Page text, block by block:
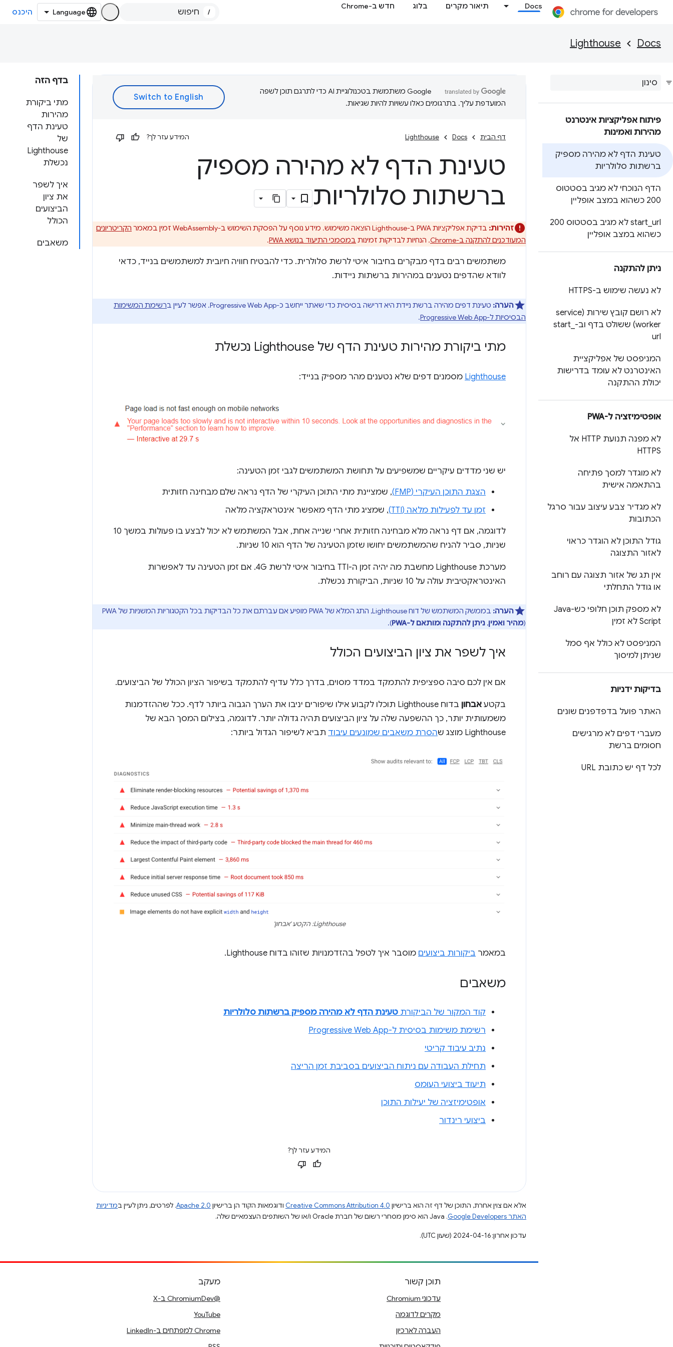
Docs תיאור מקרים בלוג חדש ב-Chrome
/ היכנס
Docs
Lighthouse
פיתוח אפליקציות אינטרנט
מהירות ואמינות
טעינת הדף לא מהירה מספיק
ברשתות סלולריות
הדף הנוכחי לא מגיב בסטטוס
200 כשהוא במצב אופליין
start
url לא מגיב בסטטוס 200
כשהוא במצב אופליין
ניתן להתקנה
לא נעשה שימוש ב-HTTPS
לא רושם קובץ שירות (service
worker) ששולט בדף וב-start
url
המניפסט של אפליקציית
האינטרנט לא עומד בדרישות
יכולת ההתקנה
אופטימיזציה ל-PWA
לא מפנה תנועת HTTP אל
HTTPS
לא מוגדר למסך פתיחה
בהתאמה אישית
לא מגדיר צבע עיצוב עבור סרגל
הכתובות
גודל התוכן לא הוגדר כראוי
לאזור התצוגה
אין תג של אזור תצוגה עם רוחב
או גודל התחלתי
לא מספק תוכן חלופי כש-Java
Script לא זמין
המניפסט לא כולל אף סמל
שניתן למיסוך
בדיקות ידניות
האתר פועל בדפדפנים שונים
מעברי דפים לא מרגישים
חסומים ברשת
לכל דף יש כתובת URL
בדף הזה
מתי ביקורת
מהירות
טעינת הדף
של
Lighthouse
נכשלת
איך לשפר
את ציון
הביצועים
הכולל
משאבים
‫Google משתמשת בטכנולוגיית AI כדי לתרגם תוכן לשפה
המועדפת עליך. בתרגומים כאלו עשויות להיות שגיאות.
דף הבית Docs
Lighthouse המידע עזר לך?
טעינת הדף לא מהירה מספיק
ברשתות סלולריות
זהירות: בדיקת אפליקציות PWA ב-Lighthouse הוצאה משימוש. מידע נוסף על הפסקת השימוש ב-WebAssembly זמין במאמר
הקריטריונים
המעודכנים להתקנה ב-Chrome
. הנחיות לבדיקות זמינות במסמכי התיעוד בנושא PWA .
משתמשים רבים בדף מבקרים בחיבור איטי לרשת סלולרית. כדי להבטיח חוויה חיובית למשתמשים בנייד, כדאי
לוודא שהדפים נטענים במהירות ברשתות ניידות.
הערה: טעינת דפים מהירה ברשת ניידת היא דרישה בסיסית כדי שאתר ייחשב כ-Progressive Web App. אפשר לעיין ב
רשימת המשימות
הבסיסיות ל-Progressive Web App
.
מתי ביקורת מהירות טעינת הדף של Lighthouse נכשלת
Lighthouse מסמנים דפים שלא נטענים מהר מספיק בנייד:
יש שני מדדים עיקריים שמשפיעים על תחושת המשתמשים לגבי זמן הטעינה:
הצגת התוכן העיקרי (FMP)
, שמציינת מתי התוכן העיקרי של הדף נראה שלם מבחינה חזותית
זמן עד לפעילות מלאה (TTI)
, שמציג מתי הדף מאפשר אינטראקציה מלאה
לדוגמה, אם דף נראה מלא מבחינה חזותית אחרי שנייה אחת, אבל המשתמש לא יכול לבצע בו פעולות במשך 10
שניות, סביר להניח שהמשתמשים יחושו שזמן הטעינה של הדף הוא 10 שניות.
מערכת Lighthouse מחשבת מה יהיה זמן ה-TTI בחיבור איטי לרשת 4G. אם זמן הטעינה עד לאפשרות
האינטראקטיבית עולה על 10 שניות, הביקורת נכשלת.
הערה:
בממשק המשתמש של דוח Lighthouse, התג המלא של PWA מופיע אם עברתם את כל הבדיקות בכל הקטגוריות המשניות של PWA
(מהיר ואמין, ניתן להתקנה ומותאם ל-PWA ).
איך לשפר את ציון הביצועים הכולל
אם אין לכם סיבה ספציפית להתמקד במדד מסוים, בדרך כלל עדיף להתמקד בשיפור הציון הכולל של הביצועים.
בקטע אבחון
בדוח Lighthouse תוכלו לקבוע אילו שיפורים יניבו את הערך הגבוה ביותר לדף. ככל שההזדמנות
משמעותית יותר, כך ההשפעה שלה על ציון הביצועים תהיה גדולה יותר. לדוגמה, בצילום המסך הבא של
Lighthouse מוצג ש
הסרת משאבים שמונעים עיבוד תביא לשיפור הגדול ביותר:
Lighthouse: הקטע 'אבחון'
במאמר ביקורות ביצועים מוסבר איך לטפל בהזדמנויות שזוהו בדוח Lighthouse.
משאבים
קוד המקור של הביקורת טעינת הדף לא מהירה מספיק ברשתות סלולריות
רשימת משימות בסיסית ל-Progressive Web App
נתיב עיבוד קריטי
תחילת העבודה עם ניתוח הביצועים בסביבת זמן הריצה
תיעוד ביצועי העומס
אופטימיזציה של יעילות התוכן
ביצועי רינדור
המידע עזר לך?
אלא אם צוין אחרת, התוכן של דף זה הוא ברישיון Creative Commons Attribution 4.0 ודוגמאות הקוד הן ברישיון Apache 2.0. לפרטים, ניתן לעיין במדיניות
האתר Google Developers‏
.‏ Java הוא סימן מסחרי רשום של חברת Oracle ו/או של השותפים העצמאיים שלה.
עדכון אחרון: 2024-04-16 (שעון UTC).
תוכן קשור
עדכוני Chromium
מקרים לדוגמה
העברה לארכיון
מעקב
@ChromiumDev ב-X
YouTube
Chrome למפתחים ב-LinkedIn